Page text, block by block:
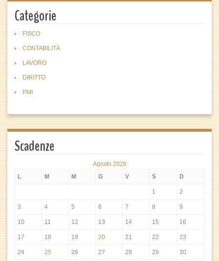
Categorie
FISCO
CONTABILITÀ
LAVORO
DIRITTO
PMI
Scadenze
Agosto 2026
L
M M G V S D
1 2
3 4 5 6 7 8 9
10 11 12 13 14 15 16
17 18 19 20 21 22 23
24 25 26 27 28 29 30